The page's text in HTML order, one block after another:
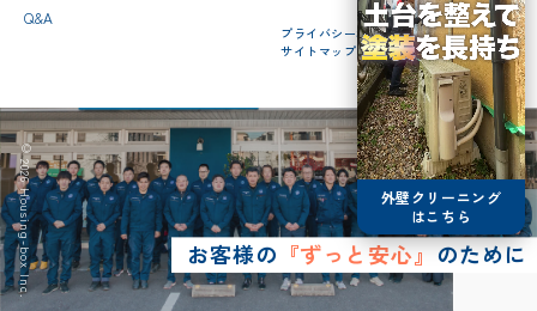
Q&A
プライバシーポリシー
サイトマップ
お客様の 『ずっと安心』のために
© 2026 Housing-box Inc.
外壁クリーニング
はこちら